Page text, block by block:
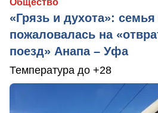
Общество
«Грязь и духота»:
пожаловалась на
поезд» Анапа – Уфа
Температура до +28